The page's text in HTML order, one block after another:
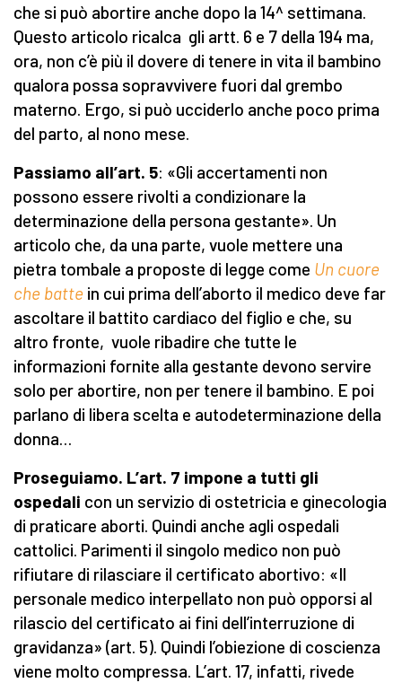
che si può abortire anche dopo la 14^ settimana.
Questo articolo ricalca gli artt. 6 e 7 della 194 ma,
ora, non c’è più il dovere di tenere in vita il bambino
qualora possa sopravvivere fuori dal grembo
materno. Ergo, si può ucciderlo anche poco prima
del parto, al nono mese.
Passiamo all’art. 5: «Gli accertamenti non
possono essere rivolti a condizionare la
determinazione della persona gestante». Un
articolo che, da una parte, vuole mettere una
pietra tombale a proposte di legge come Un cuore
che batte in cui prima dell’aborto il medico deve far
ascoltare il battito cardiaco del figlio e che, su
altro fronte, vuole ribadire che tutte le
informazioni fornite alla gestante devono servire
solo per abortire, non per tenere il bambino. E poi
parlano di libera scelta e autodeterminazione della
donna…
Proseguiamo. L’art. 7 impone a tutti gli
ospedali con un servizio di ostetricia e ginecologia
di praticare aborti. Quindi anche agli ospedali
cattolici. Parimenti il singolo medico non può
rifiutare di rilasciare il certificato abortivo: «Il
personale medico interpellato non può opporsi al
rilascio del certificato ai fini dell’interruzione di
gravidanza» (art. 5). Quindi l’obiezione di coscienza
viene molto compressa. L’art. 17, infatti, rivede